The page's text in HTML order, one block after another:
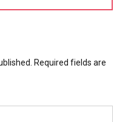
Required fields are